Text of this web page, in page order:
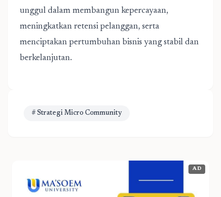
unggul dalam membangun kepercayaan,
meningkatkan retensi pelanggan, serta
menciptakan pertumbuhan bisnis yang stabil dan
berkelanjutan.
# Strategi Micro Community
AD